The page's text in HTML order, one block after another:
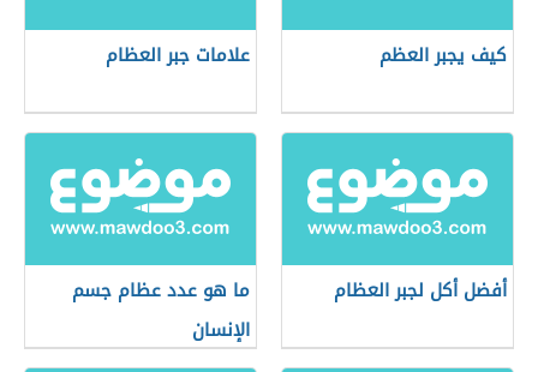
كيف يجبر العظم علامات جبر العظام
أفضل أكل لجبر العظام
ما هو عدد عظام جسم
الإنسان